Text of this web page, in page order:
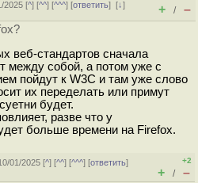
2025 [^] [^^] [^^^] [ответить][↓]
+ / –
веб-стандартов сначала
между собой, а потом уже с
пойдут к W3C и там уже слово
их переделать или примут
будет.
разве что у
больше времени на Firefox.
01/2025 [^] [^^] [^^^] [ответить]
+2
+ / –